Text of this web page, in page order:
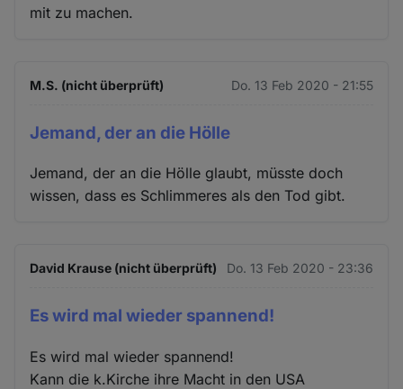
mit zu machen.
M.S. (nicht überprüft) Do. 13 Feb 2020 - 21:55
Jemand, der an die Hölle
Jemand, der an die Hölle glaubt, müsste doch
wissen, dass es Schlimmeres als den Tod gibt.
David Krause (nicht überprüft) Do. 13 Feb 2020 - 23:36
Es wird mal wieder spannend!
Es wird mal wieder spannend!
Kann die k.Kirche ihre Macht in den USA